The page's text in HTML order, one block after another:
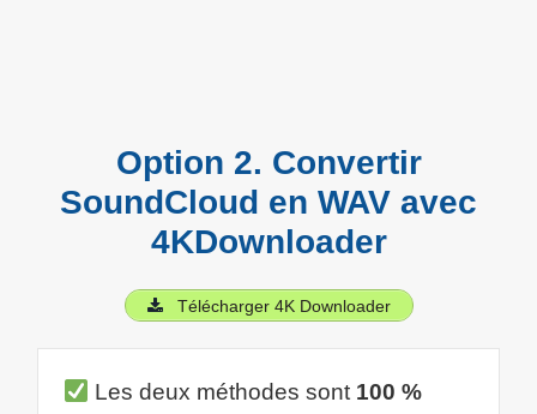
Option 2. Convertir
SoundCloud en WAV avec
4KDownloader
Télécharger 4K Downloader
Les deux méthodes sont 100 %